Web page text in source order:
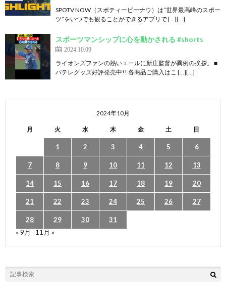
SPOTV NOW（スポティービーナウ）は”世界最高峰のスポー
ツ”をいつでも観ることができるアプリで […][…]
スポーツマンシップに心を動かされる #shorts
2024.10.09
ライオンズファンの熱いエールに新庄監督が異例の挨拶。 ■
パテレグッズ好評発売中!! 各商品ご購入はこ […][…]
2024年10月
月 火 水 木 金 土 日
1 2 3 4 5 6
7 8 9 10 11 12 13
14 15 16 17 18 19 20
21 22 23 24 25 26 27
28 29 30
31
« 9月
11月 »